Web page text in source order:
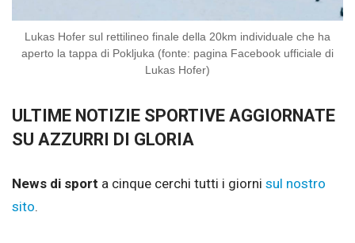
Lukas Hofer sul rettilineo finale della 20km individuale che ha
aperto la tappa di Pokljuka (fonte: pagina Facebook ufficiale di
Lukas Hofer)
ULTIME NOTIZIE SPORTIVE AGGIORNATE
SU AZZURRI DI GLORIA
News di sport a cinque cerchi tutti i giorni sul nostro
sito.